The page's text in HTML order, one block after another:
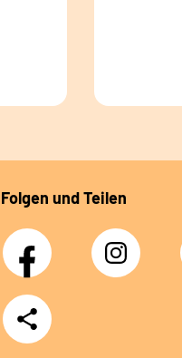
Folgen und Teilen
Facebook Instagram
Teilen